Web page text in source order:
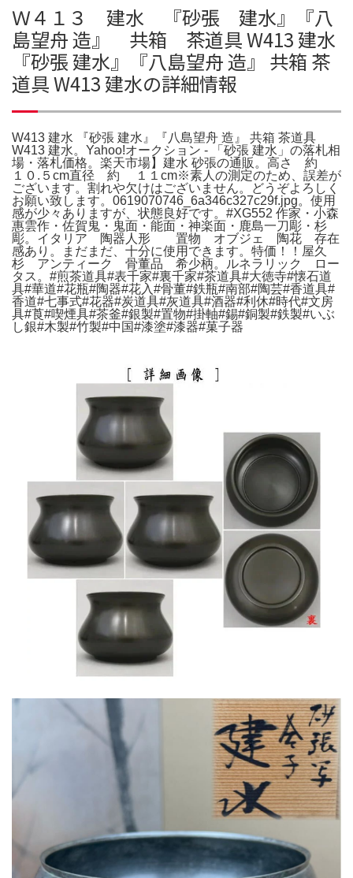
Ｗ４１３ 建水 『砂張 建水』『八
島望舟 造』 共箱 茶道具 W413 建水
『砂張 建水』『八島望舟 造』 共箱 茶
道具 W413 建水の詳細情報
W413 建水 『砂張 建水』『八島望舟 造』 共箱 茶道具
W413 建水。Yahoo!オークション - 「砂張 建水」の落札相
場・落札価格。楽天市場】建水 砂張の通販。高さ 約
１０.５cm直径 約 １１cm※素人の測定のため、誤差が
ございます。割れや欠けはございません。どうぞよろしく
お願い致します。0619070746_6a346c327c29f.jpg。使用
感が少々ありますが、状態良好です。#XG552 作家・小森
惠雲作・佐賀鬼・鬼面・能面・神楽面・鹿島一刀彫・杉
彫。イタリア 陶器人形 置物 オブジェ 陶花 存在
感あり。まだまだ、十分に使用できます。特価！！屋久
杉 アンティーク 骨董品 希少柄。ルネラリック ロー
タス。#煎茶道具#表千家#裏千家#茶道具#大徳寺#懐石道
具#華道#花瓶#陶器#花入#骨董#鉄瓶#南部#陶芸#香道具#
香道#七事式#花器#炭道具#灰道具#酒器#利休#時代#文房
具#莨#喫煙具#茶釜#銀製#置物#掛軸#錫#銅製#鉄製#いぶ
し銀#木製#竹製#中国#漆塗#漆器#菓子器